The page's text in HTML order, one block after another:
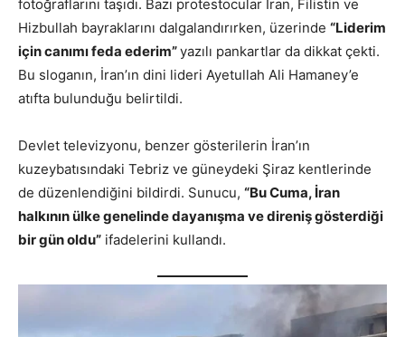
fotoğraflarını taşıdı. Bazı protestocular İran, Filistin ve
Hizbullah bayraklarını dalgalandırırken, üzerinde “Liderim
için canımı feda ederim”yazılı pankartlar da dikkat çekti.
Bu sloganın, İran’ın dini lideri Ayetullah Ali Hamaney’e
atıfta bulunduğu belirtildi.
Devlet televizyonu, benzer gösterilerin İran’ın
kuzeybatısındaki Tebriz ve güneydeki Şiraz kentlerinde
de düzenlendiğini bildirdi. Sunucu, “Bu Cuma, İran
halkının ülke genelinde dayanışma ve direniş gösterdiği
bir gün oldu” ifadelerini kullandı.